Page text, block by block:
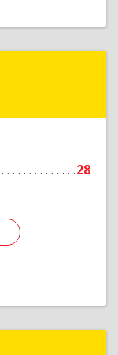
28
Подробнее